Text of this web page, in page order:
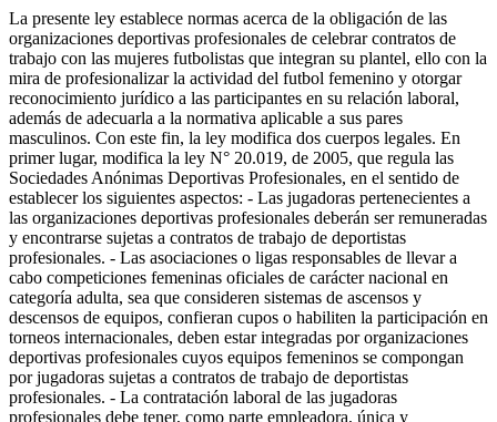
La presente ley establece normas acerca de la obligación de las
organizaciones deportivas profesionales de celebrar contratos de
trabajo con las mujeres futbolistas que integran su plantel, ello con la
mira de profesionalizar la actividad del futbol femenino y otorgar
reconocimiento jurídico a las participantes en su relación laboral,
además de adecuarla a la normativa aplicable a sus pares
masculinos. Con este fin, la ley modifica dos cuerpos legales. En
primer lugar, modifica la ley N° 20.019, de 2005, que regula las
Sociedades Anónimas Deportivas Profesionales, en el sentido de
establecer los siguientes aspectos: - Las jugadoras pertenecientes a
las organizaciones deportivas profesionales deberán ser remuneradas
y encontrarse sujetas a contratos de trabajo de deportistas
profesionales. - Las asociaciones o ligas responsables de llevar a
cabo competiciones femeninas oficiales de carácter nacional en
categoría adulta, sea que consideren sistemas de ascensos y
descensos de equipos, confieran cupos o habiliten la participación en
torneos internacionales, deben estar integradas por organizaciones
deportivas profesionales cuyos equipos femeninos se compongan
por jugadoras sujetas a contratos de trabajo de deportistas
profesionales. - La contratación laboral de las jugadoras
profesionales debe tener, como parte empleadora, única y